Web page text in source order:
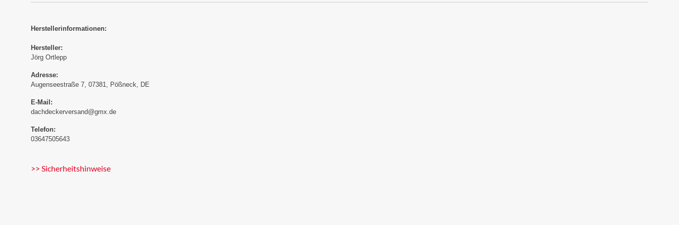
Herstellerinformationen:
Hersteller:
Jörg Ortlepp
Adresse:
Augenseestraße 7, 07381, Pößneck, DE
E-Mail:
dachdeckerversand@gmx.de
Telefon:
03647505643
>> Sicherheitshinweise